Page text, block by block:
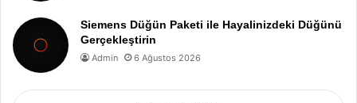
Siemens Düğün Paketi ile Hayalinizdeki Düğünü
Gerçekleştirin
Admin 6 Ağustos 2026